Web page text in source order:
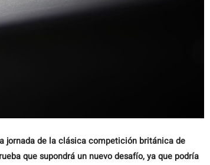
jornada de la clásica competición británica de
que supondrá un nuevo desafío, ya que podría